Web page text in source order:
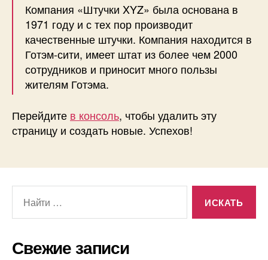
Компания «Штучки XYZ» была основана в
1971 году и с тех пор производит
качественные штучки. Компания находится в
Готэм-сити, имеет штат из более чем 2000
сотрудников и приносит много пользы
жителям Готэма.
Перейдите в консоль, чтобы удалить эту
страницу и создать новые. Успехов!
Свежие записи